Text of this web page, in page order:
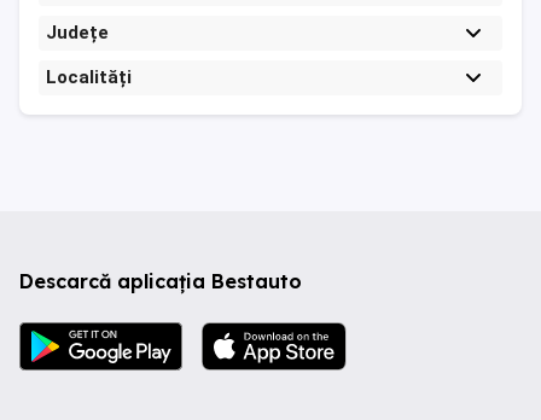
Județe
Localități
Descarcă aplicația Bestauto